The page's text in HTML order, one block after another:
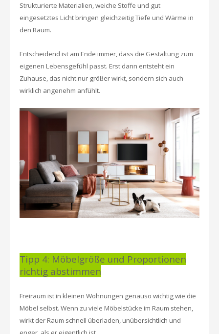
Strukturierte Materialien, weiche Stoffe und gut
eingesetztes Licht bringen gleichzeitig Tiefe und Wärme in
den Raum.
Entscheidend ist am Ende immer, dass die Gestaltung zum
eigenen Lebensgefühl passt. Erst dann entsteht ein
Zuhause, das nicht nur größer wirkt, sondern sich auch
wirklich angenehm anfühlt.
Tipp 4: Möbelgröße und Proportionen
richtig abstimmen
Freiraum ist in kleinen Wohnungen genauso wichtig wie die
Möbel selbst. Wenn zu viele Möbelstücke im Raum stehen,
wirkt der Raum schnell überladen, unübersichtlich und